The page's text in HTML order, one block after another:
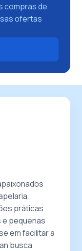
compras de
ofertas
práticas
pequenas
em facilitar a
busca